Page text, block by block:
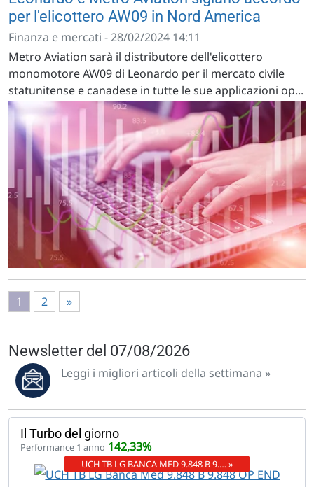
per l'elicottero AW09 in Nord America
Finanza e mercati - 28/02/2024 14:11
Metro Aviation sarà il distributore dell'elicottero
monomotore AW09 di Leonardo per il mercato civile
statunitense e canadese in tutte le sue applicazioni op...
1 2 »
Newsletter del 07/08/2026
Leggi i migliori articoli della settimana »
Il Turbo del giorno
Performance 1 anno 142,33%
UCH TB LG BANCA MED 9.848 B 9.… »